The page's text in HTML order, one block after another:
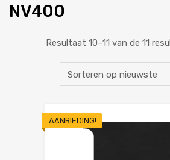
NV400
Resultaat 10–11 van de 11
AANBIEDING!